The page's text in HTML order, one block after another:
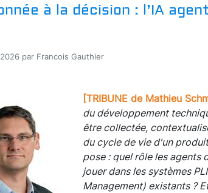
à la décision : l’IA
par Francois Gauthier
[TRIBUNE de Mathieu
du développement
être collectée,
du cycle de vie d'un
pose : quel rôle les agents
jouer dans les systèmes
Management) existants ?